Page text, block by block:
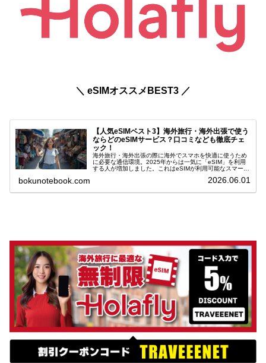
＼ eSIMオススメBEST3 ／
【人気eSIMベスト3】海外旅行・海外出張で使う
ならどのeSIMサービス？口コミなども徹底チェ
ック！
海外旅行・海外出張の際に海外でスマホを快適に使うため
に必要な通信環境。2025年からは一気に「eSIM」を利用
する人が増加しました。これはeSIMが利用可能なスマート
bokunotebook.com 2026.06.01